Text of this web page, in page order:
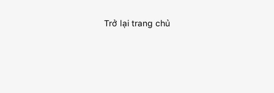
Trở lại trang chủ